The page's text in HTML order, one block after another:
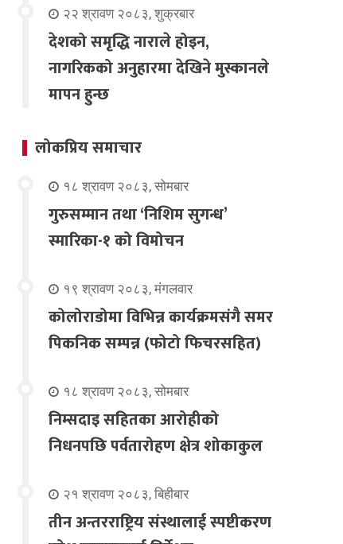
२२ श्रावण २०८३, शुक्रबार
देशको समृद्धि नाराले होइन,
नागरिकको अनुहारमा देखिने मुस्कानले
मापन हुन्छ
लोकप्रिय समाचार
१८ श्रावण २०८३, सोमबार
गुरुसम्मान तथा ‘निशिम सुगन्ध’
स्मारिका-१ को विमोचन
१९ श्रावण २०८३, मंगलवार
कोलोराडोमा विभिन्न कार्यक्रमसंगै समर
पिकनिक सम्पन्न (फोटो फिचरसहित)
१८ श्रावण २०८३, सोमबार
निम्सदाइ सहितका आरोहीको
निधनपछि पर्वतारोहण क्षेत्र शोकाकुल
२१ श्रावण २०८३, बिहीबार
तीन अन्तरराष्ट्रिय संस्थालाई स्पष्टीकरण